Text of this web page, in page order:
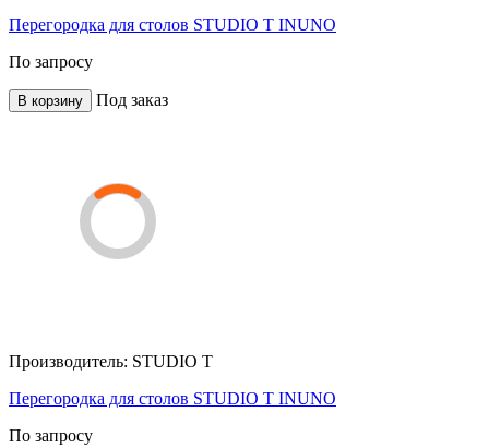
Перегородка для столов STUDIO T INUNO
По запросу
В корзину Под заказ
Производитель: STUDIO T
Перегородка для столов STUDIO T INUNO
По запросу